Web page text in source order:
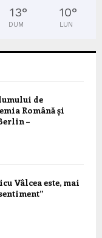
13°
DUM
10°
LUN
de
Română și
–
Vâlcea este, mai